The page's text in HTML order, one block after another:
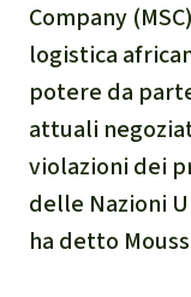
Company
logistica
potere da
attuali
violazioni dei
delle Nazioni
ha detto